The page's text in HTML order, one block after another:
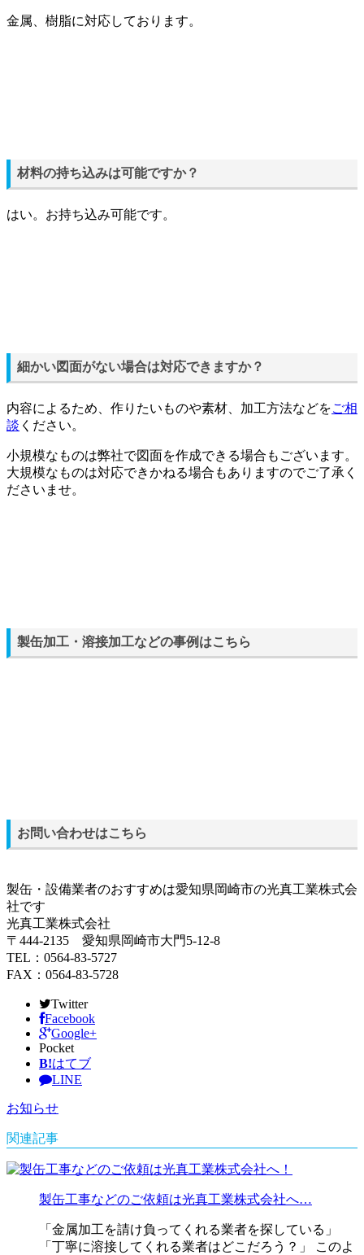
金属、樹脂に対応しております。
材料の持ち込みは可能ですか？
はい。お持ち込み可能です。
細かい図面がない場合は対応できますか？
内容によるため、作りたいものや素材、加工方法などをご相
談 ください。
小規模なものは弊社で図面を作成できる場合もございます。
大規模なものは対応できかねる場合もありますのでご了承く
ださいませ。
製缶加工・溶接加工などの事例はこちら
お問い合わせはこちら
製缶・設備業者のおすすめは愛知県岡崎市の光真工業株式会
社です
光真工業株式会社
〒444-2135 愛知県岡崎市大門5-12-8
TEL：0564-83-5727
FAX：0564-83-5728
Twitter
Facebook
Google+
Pocket
B!はてブ
LINE
お知らせ
関連記事
製缶工事などのご依頼は光真工業株式会社へ…
「金属加工を請け負ってくれる業者を探している」
「丁寧に溶接してくれる業者はどこだろう？」 このよ